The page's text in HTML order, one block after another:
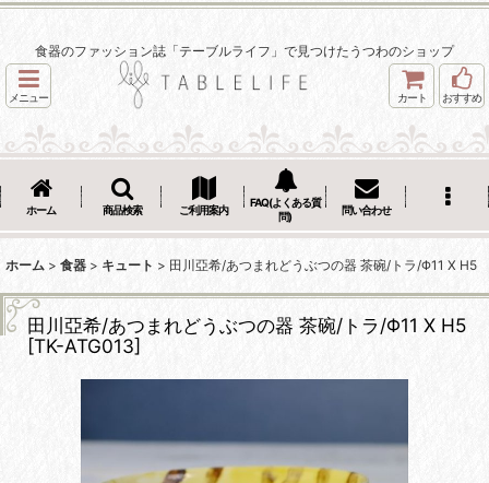
食器のファッション誌「テーブルライフ」で見つけたうつわのショップ
メニュー カート おすすめ
ホーム 商品検索 ご利用案内
FAQ(よくある質
問)
問い合わせ
ホーム > 食器 > キュート > 田川亞希/あつまれどうぶつの器 茶碗/トラ/Φ11 X H5
田川亞希/あつまれどうぶつの器 茶碗/トラ/Φ11 X H5
[TK-ATG013]